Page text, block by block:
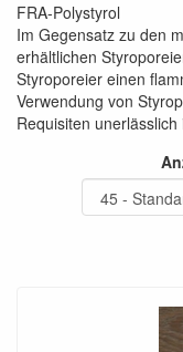
FRA-Polystyrol
Im Gegensatz zu den
erhältlichen
Styroporeier einen
Verwendung von
Requisiten unerlässlich